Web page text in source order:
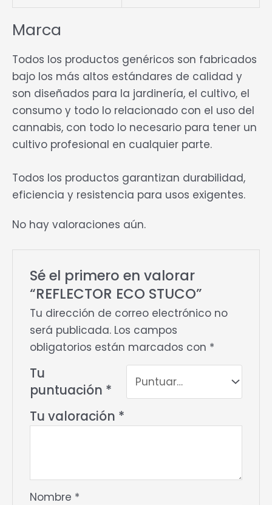
Marca
Todos los productos genéricos son fabricados
bajo los más altos estándares de calidad y
son diseñados para la jardinería, el cultivo, el
consumo y todo lo relacionado con el uso del
cannabis, con todo lo necesario para tener un
cultivo profesional en cualquier parte.
Todos los productos garantizan durabilidad,
eficiencia y resistencia para usos exigentes.
No hay valoraciones aún.
Sé el primero en valorar
“REFLECTOR ECO STUCO”
Tu dirección de correo electrónico no
será publicada. Los campos
obligatorios están marcados con *
Tu
puntuación *
Tu valoración *
Nombre *